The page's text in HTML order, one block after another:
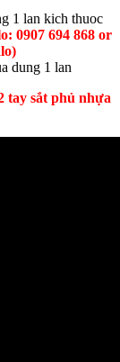
0907 694 868 or
tay sắt phủ nhựa